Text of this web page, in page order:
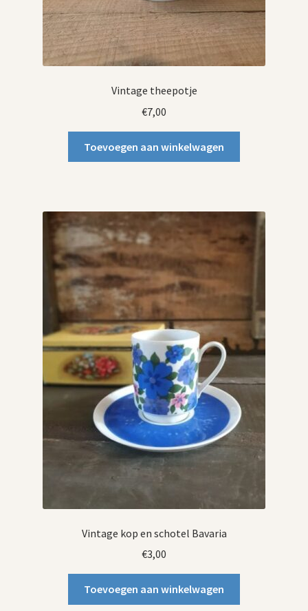
Vintage theepotje
€7,00
Toevoegen aan winkelwagen
Vintage kop en schotel Bavaria
€3,00
Toevoegen aan winkelwagen